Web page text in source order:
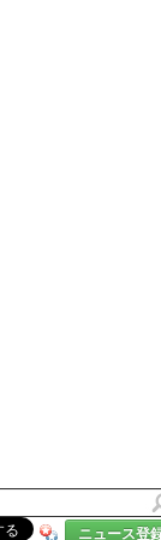
ニュース登